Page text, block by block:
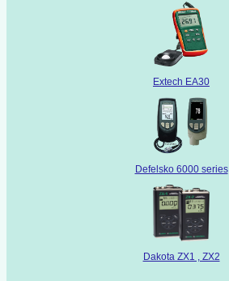
Extech EA30
Defelsko 6000 series
Dakota ZX1 , ZX2